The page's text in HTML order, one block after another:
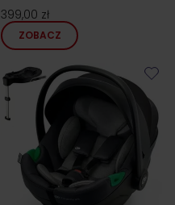
399,00 zł
ZOBACZ